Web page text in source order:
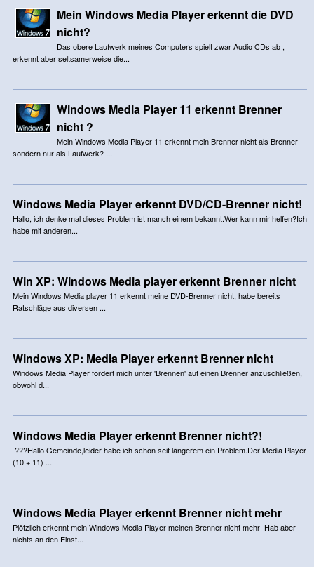
Mein Windows Media Player erkennt die DVD
nicht?
Das obere Laufwerk meines Computers spielt zwar Audio CDs ab ,
erkennt aber seltsamerweise die...
Windows Media Player 11 erkennt Brenner
nicht ?
Mein Windows Media Player 11 erkennt mein Brenner nicht als Brenner
sondern nur als Laufwerk? ...
Windows Media Player erkennt DVD/CD-Brenner nicht!
Hallo, ich denke mal dieses Problem ist manch einem bekannt.Wer kann mir helfen?Ich
habe mit anderen...
Win XP: Windows Media player erkennt Brenner nicht
Mein Windows Media player 11 erkennt meine DVD-Brenner nicht, habe bereits
Ratschläge aus diversen ...
Windows XP: Media Player erkennt Brenner nicht
Windows Media Player fordert mich unter 'Brennen' auf einen Brenner anzuschließen,
obwohl d...
Windows Media Player erkennt Brenner nicht?!
???Hallo Gemeinde,leider habe ich schon seit längerem ein Problem.Der Media Player
(10 + 11) ...
Windows Media Player erkennt Brenner nicht mehr
Plötzlich erkennt mein Windows Media Player meinen Brenner nicht mehr! Hab aber
nichts an den Einst...